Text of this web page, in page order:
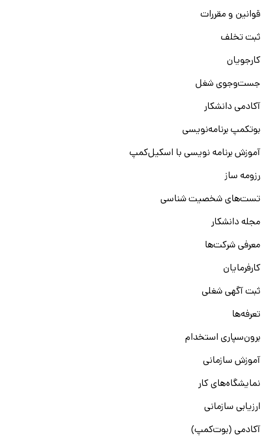
قوانین و مقررات
ثبت تخلف
کارجویان
جست‌و‌جوی شغل
آکادمی دانشکار
بوتکمپ برنامه‌نویسی
آموزش برنامه نویسی با اسکیل‌کمپ
رزومه ساز
تست‌های شخصیت شناسی
مجله دانشکار
معرفی شرکت‌ها
کارفرمایان
ثبت آگهی شغلی
تعرفه‌ها
برون‌سپاری استخدام
آموزش سازمانی
نمایشگاه‌های کار
ارزیابی سازمانی
آکادمی (بوت‌کمپ)